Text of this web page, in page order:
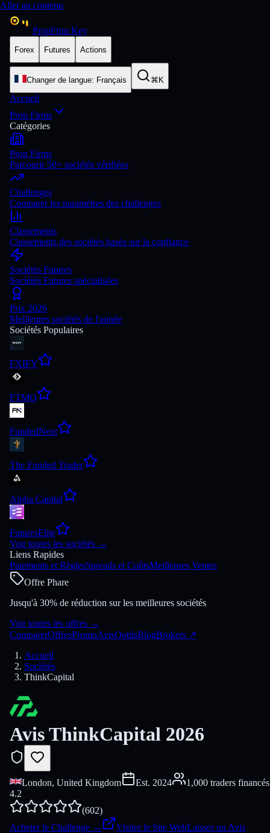
Aller au contenu
PropFirm Key
Forex Futures Actions
Changer de langue: Français ⌘K
Accueil
Prop Firms
Catégories
Prop Firms
Parcourir 50+ sociétés vérifiées
Challenges
Comparer les paramètres des challenges
Classements
Classements des sociétés basés sur la confiance
Sociétés Futures
Sociétés Futures spécialisées
Prix 2026
Meilleures sociétés de l'année
Sociétés Populaires
FXIFY
FTMO
FundedNext
The Funded Trader
Alpha Capital
FuturesElite
Voir toutes les sociétés →
Liens Rapides
Paiements et RèglesSpreads et CoûtsMeilleures Ventes
Offre Phare
Jusqu'à 30% de réduction sur les meilleures sociétés
Voir toutes les offres →
ComparerOffresPromoAvisOutilsBlogBrokers ↗
Accueil
Sociétés
ThinkCapital
Avis ThinkCapital 2026
London, United Kingdom Est. 2024
1,000 traders financés
4.2
(602)
Acheter le Challenge → Visiter le Site WebLaisser un Avis